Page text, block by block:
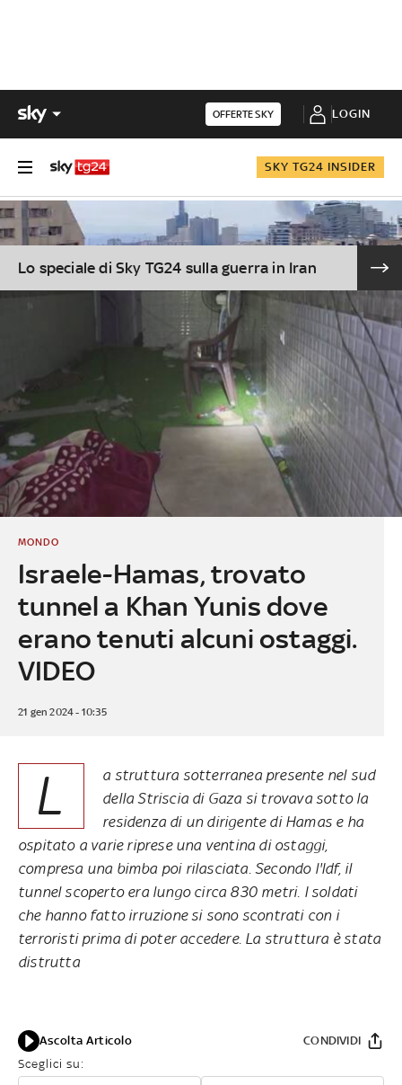
OFFERTE SKY LOGIN
SKY TG24 INSIDER
Lo speciale di Sky TG24 sulla guerra in Iran
Israele-Hamas, trovato
tunnel a Khan Yunis dove
erano tenuti alcuni ostaggi.
VIDEO
MONDO
21 gen 2024 - 10:35
L
a struttura sotterranea presente nel sud
della Striscia di Gaza si trovava sotto la
residenza di un dirigente di Hamas e ha
ospitato a varie riprese una ventina di ostaggi,
compresa una bimba poi rilasciata. Secondo l'Idf, il
tunnel scoperto era lungo circa 830 metri. I soldati
che hanno fatto irruzione si sono scontrati con i
terroristi prima di poter accedere. La struttura è stata
distrutta
Ascolta Articolo
Sceglici su:
CONDIVIDI